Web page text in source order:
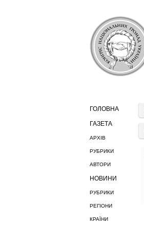
ГОЛОВНА
ГАЗЕТА
АРХІВ
РУБРИКИ
АВТОРИ
НОВИНИ
РУБРИКИ
РЕГІОНИ
КРАЇНИ